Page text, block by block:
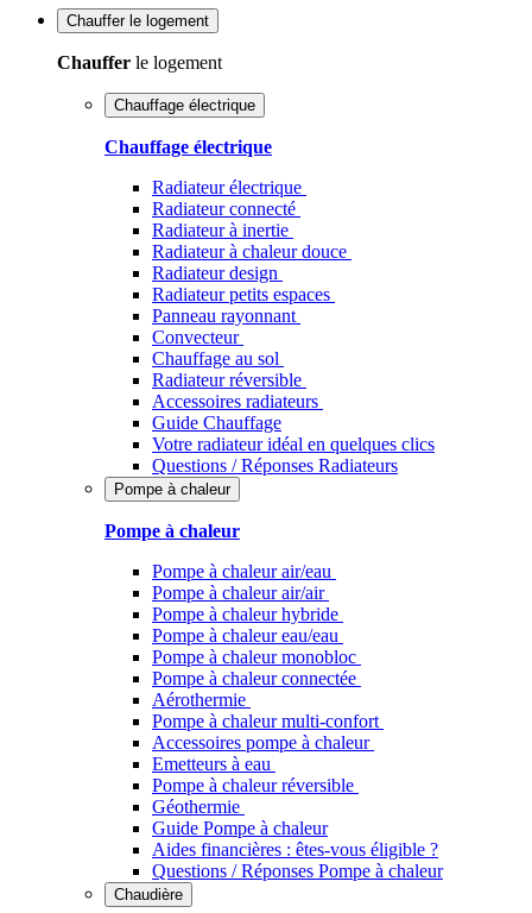
Chauffer le logement
Chauffer le logement
Chauffage électrique
Chauffage électrique
Radiateur électrique
Radiateur connecté
Radiateur à inertie
Radiateur à chaleur douce
Radiateur design
Radiateur petits espaces
Panneau rayonnant
Convecteur
Chauffage au sol
Radiateur réversible
Accessoires radiateurs
Guide Chauffage
Votre radiateur idéal en quelques clics
Questions / Réponses Radiateurs
Pompe à chaleur
Pompe à chaleur
Pompe à chaleur air/eau
Pompe à chaleur air/air
Pompe à chaleur hybride
Pompe à chaleur​ eau/eau
Pompe à chaleur monobloc
Pompe à chaleur connectée
Aérothermie
Pompe à chaleur multi-confort
Accessoires pompe à chaleur
Emetteurs à eau
Pompe à chaleur réversible
Géothermie
Guide Pompe à chaleur
Aides financières : êtes-vous éligible ?
Questions / Réponses Pompe à chaleur
Chaudière